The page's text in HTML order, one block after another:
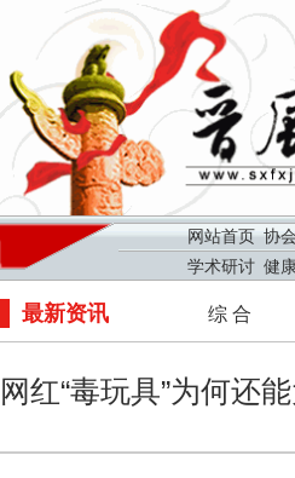
网站首页 协
学术研讨 健
最新资讯 综 合
网红“毒玩具”为何还